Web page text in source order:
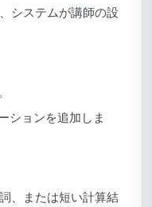
方法
システムが講師の設
ションを追加しま
、または短い計算結